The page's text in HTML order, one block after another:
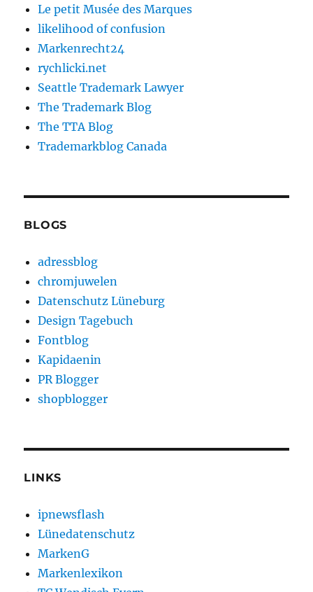
Le petit Musée des Marques
likelihood of confusion
Markenrecht24
rychlicki.net
Seattle Trademark Lawyer
The Trademark Blog
The TTA Blog
Trademarkblog Canada
BLOGS
adressblog
chromjuwelen
Datenschutz Lüneburg
Design Tagebuch
Fontblog
Kapidaenin
PR Blogger
shopblogger
LINKS
ipnewsflash
Lünedatenschutz
MarkenG
Markenlexikon